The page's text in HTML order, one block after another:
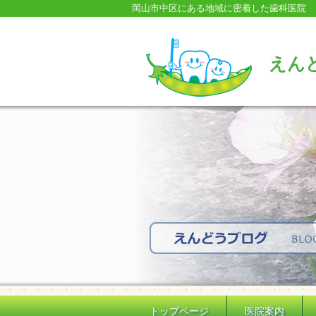
岡山市中区にある地域に密着した歯科医院
えん
トップページ 医院案内